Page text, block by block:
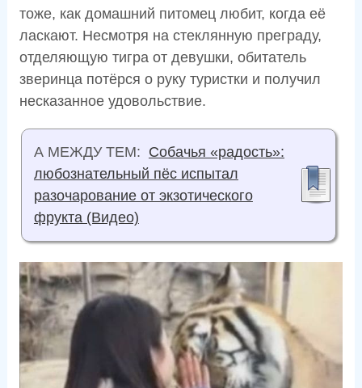
тоже, как домашний питомец любит, когда её
ласкают. Несмотря на стеклянную преграду,
отделяющую тигра от девушки, обитатель
зверинца потёрся о руку туристки и получил
несказанное удовольствие.
А МЕЖДУ ТЕМ: Собачья «радость»:
любознательный пёс испытал
разочарование от экзотического
фрукта (Видео)